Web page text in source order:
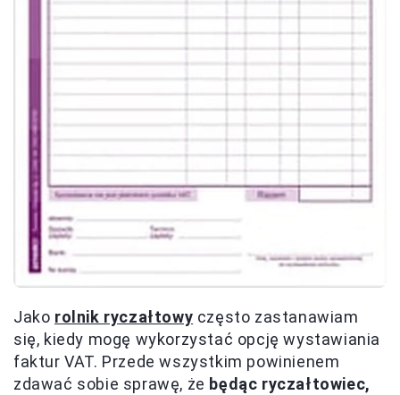
Jako rolnik ryczałtowy często zastanawiam
się, kiedy mogę wykorzystać opcję wystawiania
faktur VAT. Przede wszystkim powinienem
zdawać sobie sprawę, że będąc ryczałtowiec,